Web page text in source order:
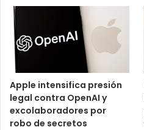
Apple intensifica presión
legal contra OpenAI y
excolaboradores por
robo de secretos